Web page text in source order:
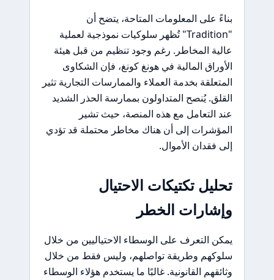
بناءً على المعلومات المتاحة، يتضح أن
"Tradition" تُظهر سلوكيات نموذجية لعملية
عالية المخاطر. رغم وجود تنظيم من قبل هيئة
الأوراق المالية في هونغ كونغ، فإن الشكاوى
المتعلقة بخدمة العملاء والممارسات التجارية تثير
القلق. يُنصح المتداولون بممارسة الحذر الشديد
عند التعامل مع هذه المنصة، حيث تشير
المؤشرات إلى أن هناك مخاطر محتملة قد تؤدي
إلى فقدان الأموال.
تحليل تكتيكات الاحتيال
وإشارات الخطر
يمكن التعرف على الوسطاء الاحتياليين من خلال
سلوكهم وطريقة تواصلهم، وليس فقط من خلال
وثائقهم القانونية. غالبًا ما يستخدم هؤلاء الوسطاء